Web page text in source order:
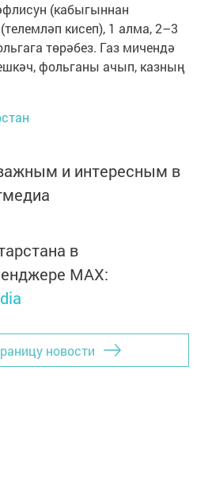
(кабыгыннан
кисеп), 1 алма, 2–3
төрәбез. Газ мичендә
фольганы ачып, казның
и интересным в
в
MАХ:
новости